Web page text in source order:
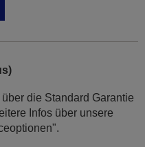
die Standard Garantie
Infos über unsere